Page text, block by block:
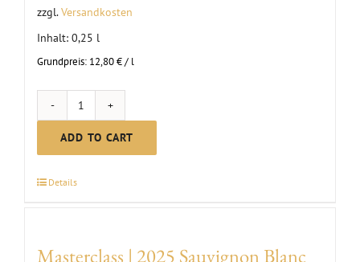
zzgl.Versandkosten
Inhalt: 0,25 l
Grundpreis: 12,80€/ l
0.25
L
Blauer
2025
ADD TO CART
Details
Masterclass | 2025 Sauvignon Blanc